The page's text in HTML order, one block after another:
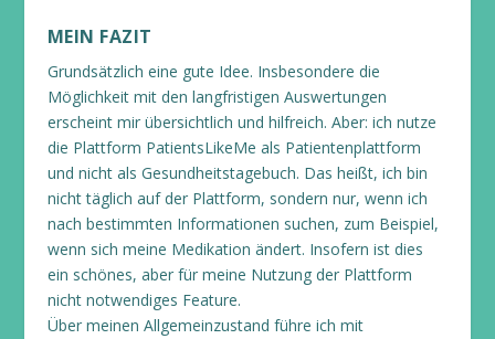
MEIN FAZIT
Grundsätzlich eine gute Idee. Insbesondere die
Möglichkeit mit den langfristigen Auswertungen
erscheint mir übersichtlich und hilfreich. Aber: ich nutze
die Plattform PatientsLikeMe als Patientenplattform
und nicht als Gesundheitstagebuch. Das heißt, ich bin
nicht täglich auf der Plattform, sondern nur, wenn ich
nach bestimmten Informationen suchen, zum Beispiel,
wenn sich meine Medikation ändert. Insofern ist dies
ein schönes, aber für meine Nutzung der Plattform
nicht notwendiges Feature.
Über meinen Allgemeinzustand führe ich mit